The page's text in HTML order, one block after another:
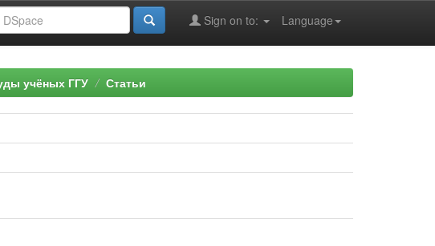
Language
Sign on to:
учёных ГГУ Статьи